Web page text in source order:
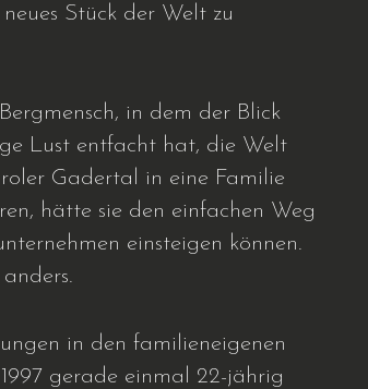
Stück der Welt zu
in dem der Blick
Lust entfacht hat, die Welt
Gadertal in eine Familie
hätte sie den einfachen Weg
einsteigen können.
in den familieneigenen
gerade einmal 22-jährig